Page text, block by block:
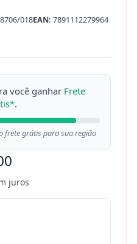
018EAN: 7891112279964
você ganhar Frete
.
frete grátis para sua região
juros